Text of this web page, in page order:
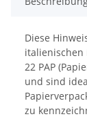
Diese
italienischen
22 PAP
und sind
zu